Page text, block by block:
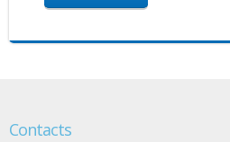
Contacts